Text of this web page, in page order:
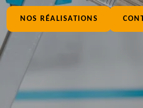
NOS RÉALISATIONS